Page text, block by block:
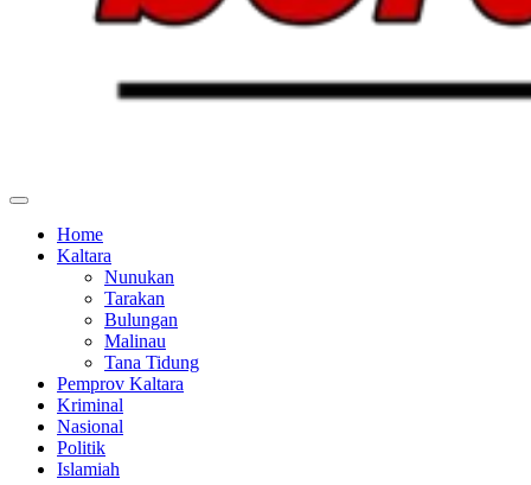
Home
Kaltara
Nunukan
Tarakan
Bulungan
Malinau
Tana Tidung
Pemprov Kaltara
Kriminal
Nasional
Politik
Islamiah